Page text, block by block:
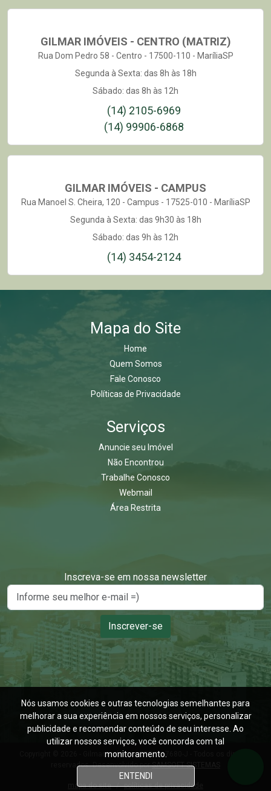
GILMAR IMÓVEIS - CENTRO (MATRIZ)
Rua Dom Pedro 58 - Centro - 17500-110 - MaríliaSP
Segunda à Sexta: das 8h às 18h
Sábado: das 8h às 12h
(14) 2105-6969
(14) 99906-6868
GILMAR IMÓVEIS - CAMPUS
Rua Manoel S. Cheira, 120 - Campus - 17525-010 - MaríliaSP
Segunda à Sexta: das 9h30 às 18h
Sábado: das 9h às 12h
(14) 3454-2124
Mapa do Site
Home
Quem Somos
Fale Conosco
Políticas de Privacidade
Serviços
Anuncie seu Imóvel
Não Encontrou
Trabalhe Conosco
Webmail
Área Restrita
Inscreva-se em nossa newsletter
Inscrever-se
Copyright © 2026 - Gilmar Imóveis - CRECI 17680-J - Todos os direitos
reservados. Desenvolvido porSAMSOFT SISTEMAS
mapa do site / políticas de privacidade
Nós usamos cookies e outras tecnologias semelhantes para
melhorar a sua experiência em nossos serviços, personalizar
publicidade e recomendar conteúdo de seu interesse. Ao
utilizar nossos serviços, você concorda com tal
monitoramento.
ENTENDI